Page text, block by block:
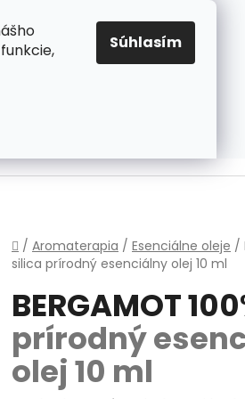
Súhlasím
ÚDAJOV PRAVIDLÁ PRE COOKIES
EUR
Domov
/ Aromaterapia / Esenciálne oleje /
silica prírodný esenciálny olej 10 ml
BERGAMOT
prírodný
olej 10 ml